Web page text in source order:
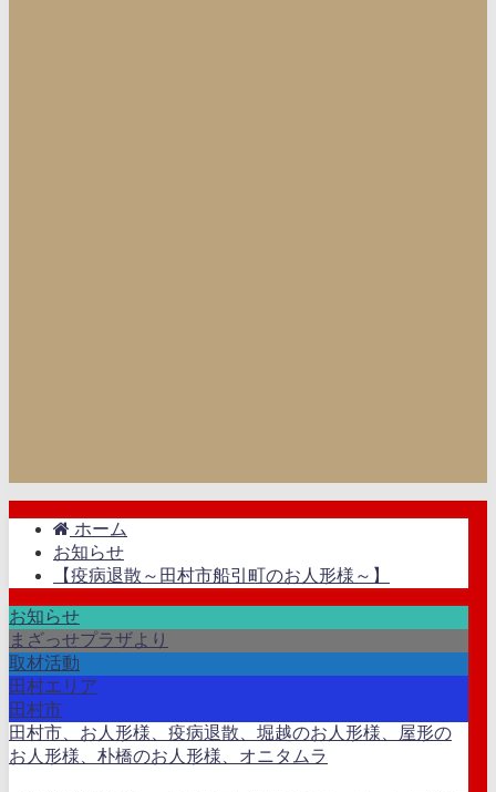
ホーム
お知らせ
【疫病退散～田村市船引町のお人形様～】
お知らせ
まざっせプラザより
取材活動
田村エリア
田村市
田村市、お人形様、疫病退散、堀越のお人形様、屋形の
お人形様、朴橋のお人形様、オニタムラ